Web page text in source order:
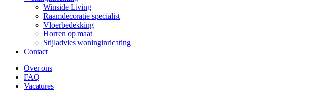
Winside Living
Raamdecoratie specialist
Vloerbedekking
Horren op maat
Stijladvies woninginrichting
Contact
Over ons
FAQ
Vacatures